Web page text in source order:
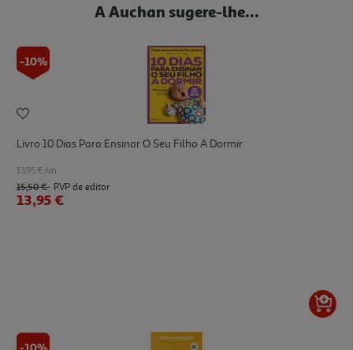
A Auchan sugere-lhe...
-10%
Livro 10 Dias Para Ensinar O Seu Filho A Dormir
13.95 €/un
15,50 € PVP de editor
13,95 €
-10%